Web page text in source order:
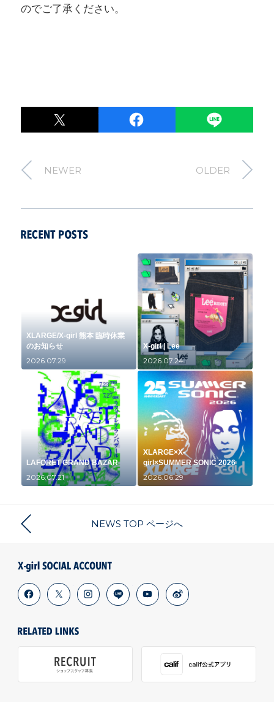
のでご了承ください。
NEWER OLDER
XLARGE/X-girl 熊本 臨時休業
のお知らせ
2026.07.29
X-girl | Lee
2026.07.24
LAFORET GRAND BAZAR
2026.07.21
XLARGE×X-
girl×SUMMER SONIC 2026
2026.06.29
NEWS TOP ページへ
facebook instagram youtube